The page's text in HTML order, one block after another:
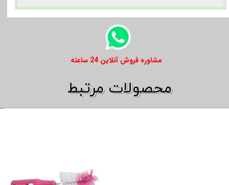
​​مشاوره فروش آنلاین 24 ساعته
​​محصولات مرتبط